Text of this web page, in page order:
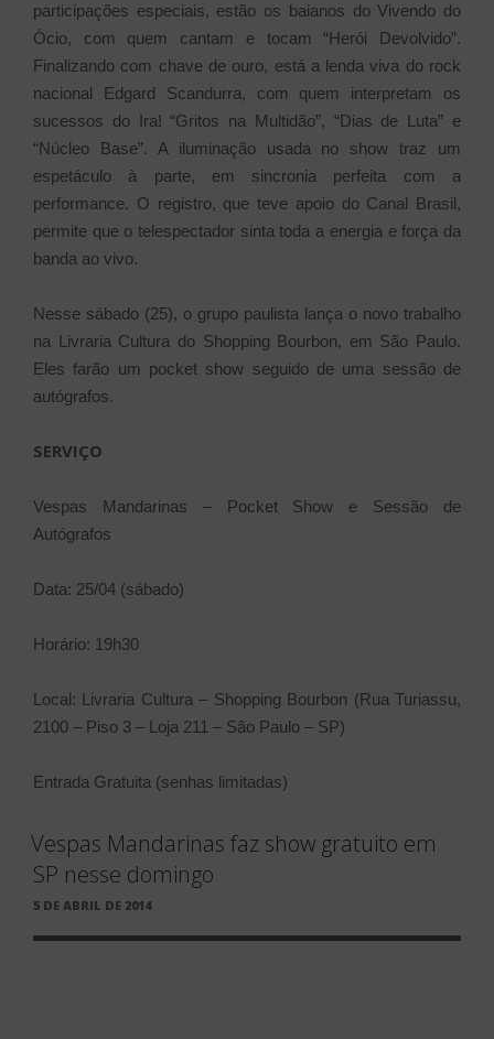
participações especiais, estão os baianos do Vivendo do
Ócio, com quem cantam e tocam “Herói Devolvido”.
Finalizando com chave de ouro, está a lenda viva do rock
nacional Edgard Scandurra, com quem interpretam os
sucessos do Ira! “Gritos na Multidão”, “Dias de Luta” e
“Núcleo Base”. A iluminação usada no show traz um
espetáculo à parte, em sincronia perfeita com a
performance. O registro, que teve apoio do Canal Brasil,
permite que o telespectador sinta toda a energia e força da
banda ao vivo.
Nesse sábado (25), o grupo paulista lança o novo trabalho
na Livraria Cultura do Shopping Bourbon, em São Paulo.
Eles farão um pocket show seguido de uma sessão de
autógrafos.
SERVIÇO
Vespas Mandarinas – Pocket Show e Sessão de
Autógrafos
Data: 25/04 (sábado)
Horário: 19h30
Local: Livraria Cultura – Shopping Bourbon (Rua Turiassu,
2100 – Piso 3 – Loja 211 – São Paulo – SP)
Entrada Gratuita (senhas limitadas)
Vespas Mandarinas faz show gratuito em
SP nesse domingo
PUBLICADO
5 DE ABRIL DE 2014